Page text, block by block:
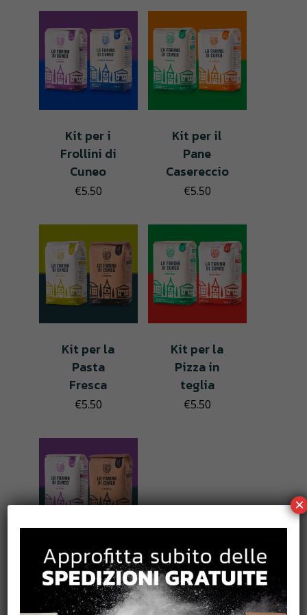
Kit per i
Frollini di
Cuneo
€5.50
Kit per il
Pane
Casereccio
€5.50
Kit per la
Pasta
Fresca
€5.50
Kit per la
Pizza in
teglia
€5.50
Kit per la
Torta di
mele
×